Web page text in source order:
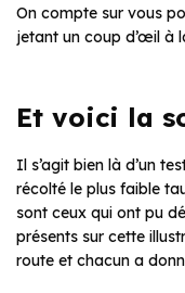
On compte sur vous
jetant un coup d’œil à
Et voici la
Il s’agit bien là d’un
récolté le plus faible
sont ceux qui ont pu
présents sur cette
route et chacun a